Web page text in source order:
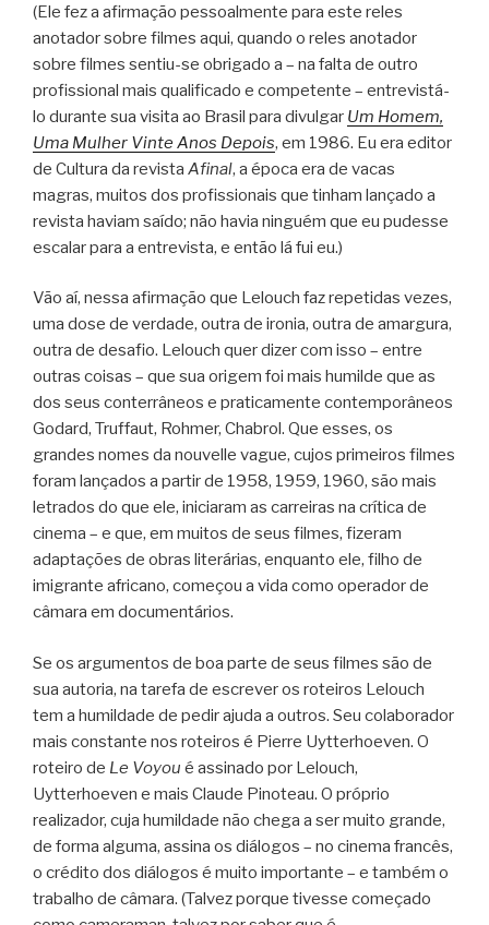
(Ele fez a afirmação pessoalmente para este reles
anotador sobre filmes aqui, quando o reles anotador
sobre filmes sentiu-se obrigado a – na falta de outro
profissional mais qualificado e competente – entrevistá-
lo durante sua visita ao Brasil para divulgar Um Homem,
Uma Mulher Vinte Anos Depois, em 1986. Eu era editor
de Cultura da revista Afinal, a época era de vacas
magras, muitos dos profissionais que tinham lançado a
revista haviam saído; não havia ninguém que eu pudesse
escalar para a entrevista, e então lá fui eu.)
Vão aí, nessa afirmação que Lelouch faz repetidas vezes,
uma dose de verdade, outra de ironia, outra de amargura,
outra de desafio. Lelouch quer dizer com isso – entre
outras coisas – que sua origem foi mais humilde que as
dos seus conterrâneos e praticamente contemporâneos
Godard, Truffaut, Rohmer, Chabrol. Que esses, os
grandes nomes da nouvelle vague, cujos primeiros filmes
foram lançados a partir de 1958, 1959, 1960, são mais
letrados do que ele, iniciaram as carreiras na crítica de
cinema – e que, em muitos de seus filmes, fizeram
adaptações de obras literárias, enquanto ele, filho de
imigrante africano, começou a vida como operador de
câmara em documentários.
Se os argumentos de boa parte de seus filmes são de
sua autoria, na tarefa de escrever os roteiros Lelouch
tem a humildade de pedir ajuda a outros. Seu colaborador
mais constante nos roteiros é Pierre Uytterhoeven. O
roteiro de Le Voyou é assinado por Lelouch,
Uytterhoeven e mais Claude Pinoteau. O próprio
realizador, cuja humildade não chega a ser muito grande,
de forma alguma, assina os diálogos – no cinema francês,
o crédito dos diálogos é muito importante – e também o
trabalho de câmara. (Talvez porque tivesse começado